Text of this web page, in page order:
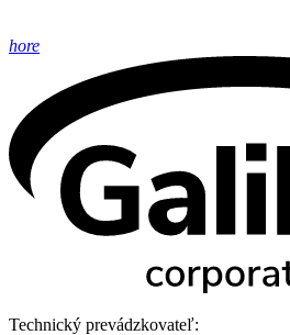
hore
Technický prevádzkovateľ: